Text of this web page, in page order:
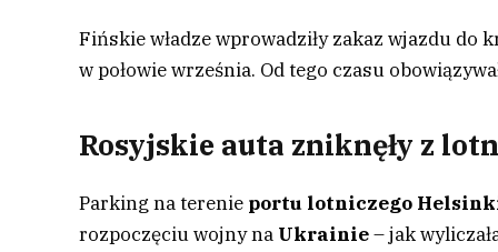
Fińskie władze wprowadziły zakaz wjazdu
w połowie września. Od tego czasu
Rosyjskie auta zniknęły z
Parking na terenie portu lotniczego
rozpoczęciu wojny na Ukrainie– jak